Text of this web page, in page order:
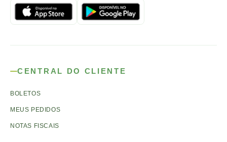
CENTRAL DO CLIENTE
BOLETOS
MEUS PEDIDOS
NOTAS FISCAIS